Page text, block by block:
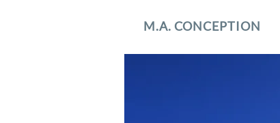
M.A. CONCEPTION